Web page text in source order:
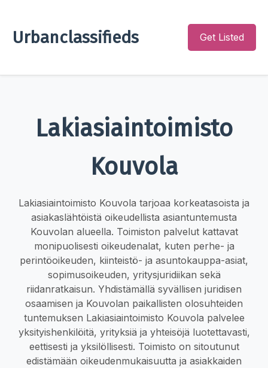
Urbanclassifieds Get Listed
Lakiasiaintoimisto
Kouvola
Lakiasiaintoimisto Kouvola tarjoaa korkeatasoista ja
asiakaslähtöistä oikeudellista asiantuntemusta
Kouvolan alueella. Toimiston palvelut kattavat
monipuolisesti oikeudenalat, kuten perhe- ja
perintöoikeuden, kiinteistö- ja asuntokauppa-asiat,
sopimusoikeuden, yritysjuridiikan sekä
riidanratkaisun. Yhdistämällä syvällisen juridisen
osaamisen ja Kouvolan paikallisten olosuhteiden
tuntemuksen Lakiasiaintoimisto Kouvola palvelee
yksityishenkilöitä, yrityksiä ja yhteisöjä luotettavasti,
eettisesti ja yksilöllisesti. Toimisto on sitoutunut
edistämään oikeudenmukaisuutta ja asiakkaiden